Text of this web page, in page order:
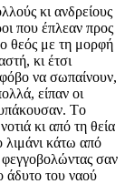
κι ανδρείους
που έπλεαν προς
θεός με τη μορφή
κι έτσι
να σωπαίνουν,
είπαν οι
Tο
κι από τη θεία
κάτω από
σαν
άδυτο του ναού